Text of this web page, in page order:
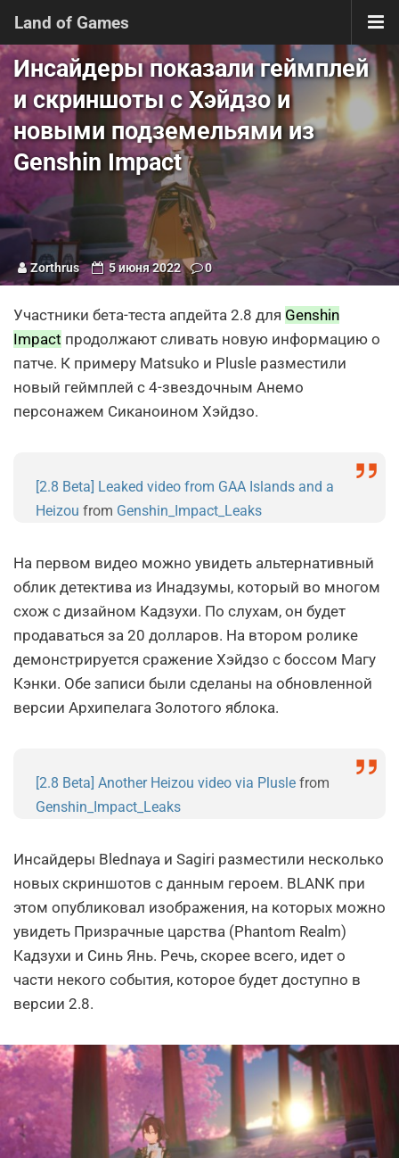
Land of Games
Инсайдеры показали геймплей
и скриншоты с Хэйдзо и
новыми подземельями из
Genshin Impact
Zorthrus 5 июня 2022 0
Участники бета-теста апдейта 2.8 для Genshin
Impact продолжают сливать новую информацию о
патче. К примеру Matsuko и Plusle разместили
новый геймплей с 4-звездочным Анемо
персонажем Сиканоином Хэйдзо.
[2.8 Beta] Leaked video from GAA Islands and a
Heizou from Genshin_Impact_Leaks
На первом видео можно увидеть альтернативный
облик детектива из Инадзумы, который во многом
схож с дизайном Кадзухи. По слухам, он будет
продаваться за 20 долларов. На втором ролике
демонстрируется сражение Хэйдзо с боссом Магу
Кэнки. Обе записи были сделаны на обновленной
версии Архипелага Золотого яблока.
[2.8 Beta] Another Heizou video via Plusle from
Genshin_Impact_Leaks
Инсайдеры Blednaya и Sagiri разместили несколько
новых скриншотов с данным героем. BLANK при
этом опубликовал изображения, на которых можно
увидеть Призрачные царства (Phantom Realm)
Кадзухи и Синь Янь. Речь, скорее всего, идет о
части некого события, которое будет доступно в
версии 2.8.